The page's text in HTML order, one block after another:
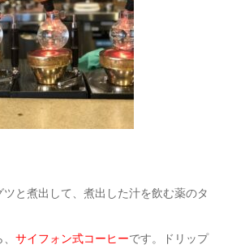
と煮出して、煮出した汁を飲む薬のタ
、サイフォン式コーヒーです。ドリップ